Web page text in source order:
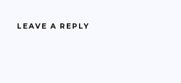
LEAVE A REPLY